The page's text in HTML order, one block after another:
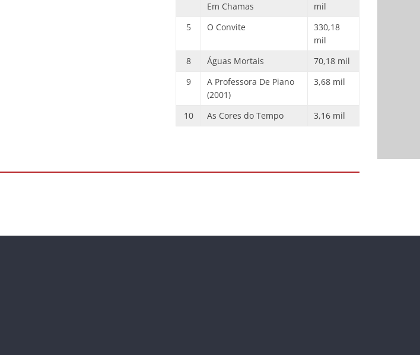
Em Chamas
mil
5
O Convite
330,18
mil
8
Águas Mortais
70,18 mil
9
A Professora De Piano
(2001)
3,68 mil
10 As Cores do Tempo 3,16 mil